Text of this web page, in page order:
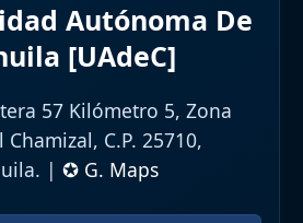
Autónoma De
[UAdeC]
57 Kilómetro 5, Zona
C.P. 25710,
| ✪ G. Maps